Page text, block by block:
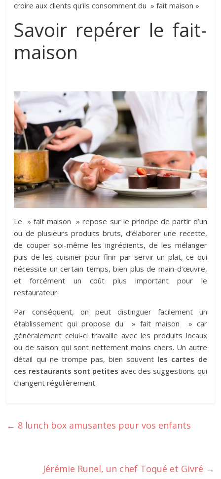
croire aux clients qu’ils consomment du » fait maison ».
Savoir repérer le fait-
maison
Le » fait maison » repose sur le principe de partir d’un
ou de plusieurs produits bruts, d’élaborer une recette,
de couper soi-même les ingrédients, de les mélanger
puis de les cuisiner pour finir par servir un plat, ce qui
nécessite un certain temps, bien plus de main-d’œuvre,
et forcément un coût plus important pour le
restaurateur.
Par conséquent, on peut distinguer facilement un
établissement qui propose du » fait maison » car
généralement celui-ci travaille avec les produits locaux
ou de saison qui sont nettement moins chers. Un autre
détail qui ne trompe pas, bien souvent les cartes de
ces restaurants sont petites avec des suggestions qui
changent régulièrement.
← 8 lunch box amusantes pour vos enfants
Jérémie Runel, un chef Toqué et Givré →